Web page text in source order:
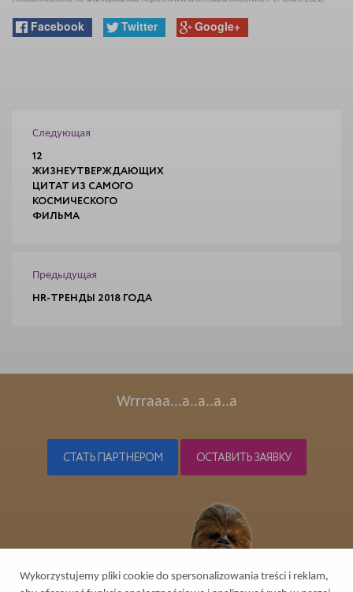
Facebook Twitter Google+
Следующая
12
ЖИЗНЕУТВЕРЖДАЮЩИХ
ЦИТАТ ИЗ САМОГО
КОСМИЧЕСКОГО
ФИЛЬМА
Предыдущая
HR-ТРЕНДЫ 2018 ГОДА
Wrrraaa...a..a..a..a
СТАТЬ ПАРТНЕРОМ ОСТАВИТЬ ЗАЯВКУ
Wykorzystujemy pliki cookie do spersonalizowania treści i reklam,